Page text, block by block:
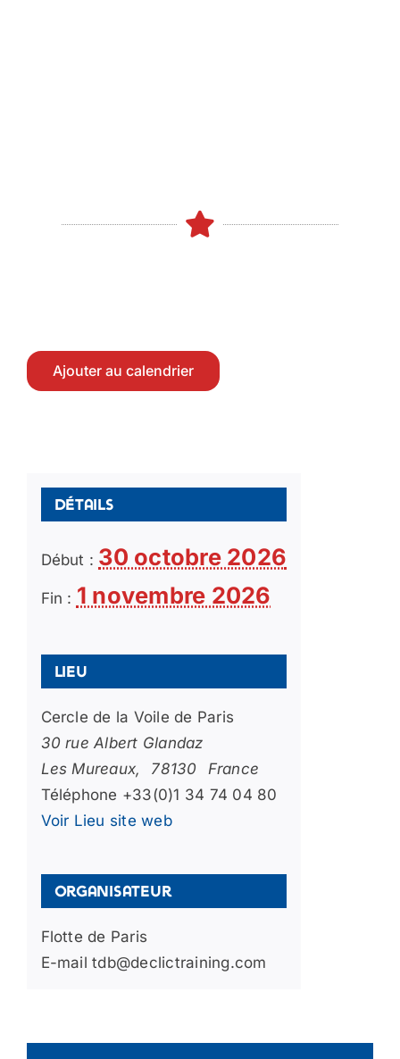
Ajouter au calendrier
Détails
Début : 30 octobre 2026
Fin : 1 novembre 2026
Lieu
Cercle de la Voile de Paris
30 rue Albert Glandaz
Les Mureaux, 78130
France
Téléphone +33(0)1 34 74 04 80
Voir Lieu site web
Organisateur
Flotte de Paris
E-mailtdb@declictraining.com